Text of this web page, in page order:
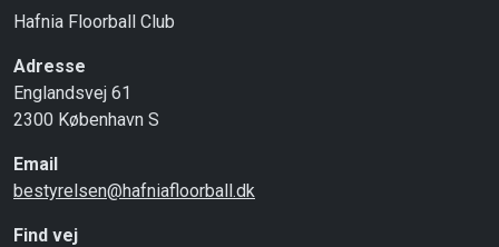
Hafnia Floorball Club
Adresse
Englandsvej 61
2300 København S
Email
bestyrelsen@hafniafloorball.dk
Find vej